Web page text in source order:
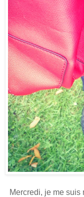
Mercredi, je me